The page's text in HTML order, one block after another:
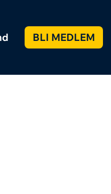
BLI MEDLEM